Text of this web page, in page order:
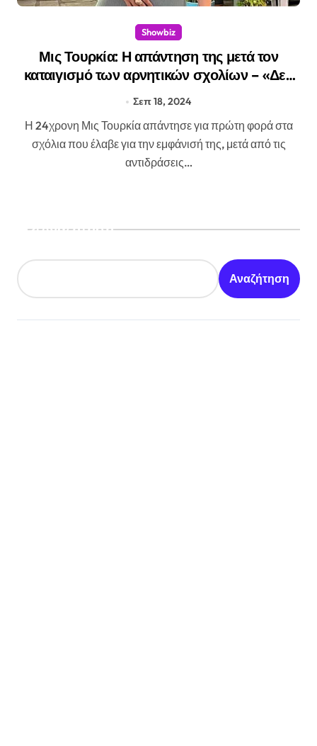
Showbiz
Μις Τουρκία: Η απάντηση της μετά τον
καταιγισμό των αρνητικών σχολίων – «Δεν
έχουν τίποτα καλύτερο να κάνουν»
Σεπ 18, 2024
Η 24χρονη Μις Τουρκία απάντησε για πρώτη φορά στα
σχόλια που έλαβε για την εμφάνισή της, μετά από τις
αντιδράσεις…
Αναζήτηση
Αναζήτηση